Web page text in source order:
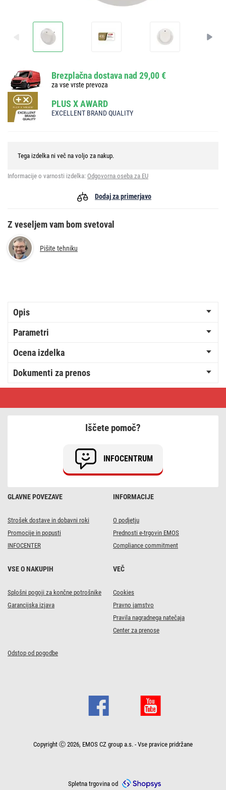
Brezplačna dostava nad 29,00 €
za vse vrste prevoza
PLUS X AWARD
EXCELLENT BRAND QUALITY
Tega izdelka ni več na voljo za nakup.
Informacije o varnosti izdelka: Odgovorna oseba za EU
Dodaj za primerjavo
Z veseljem vam bom svetoval
Pišite tehniku
Opis
Parametri
Ocena izdelka
Dokumenti za prenos
GLAVNE POVEZAVE
Strošek dostave in dobavni roki
Promocije in popusti
INFOCENTER
INFORMACIJE
O podjetju
Prednosti e-trgovin EMOS
Compliance commitment
VSE O NAKUPIH
Splošni pogoji za končne potrošnike
Garancijska izjava
VEČ
Cookies
Pravno jamstvo
Pravila nagradnega natečaja
Center za prenose
Odstop od pogodbe
Iščete pomoč?
INFOCENTRUM
Copyright Ⓒ 2026, EMOS CZ group a.s. - Vse pravice pridržane
Spletna trgovina od